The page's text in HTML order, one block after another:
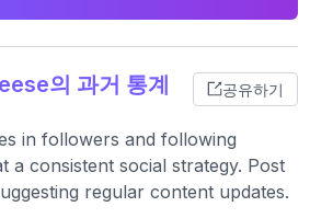
의 과거 통계 공유하기
in followers and following
a consistent social strategy. Post
regular content updates.